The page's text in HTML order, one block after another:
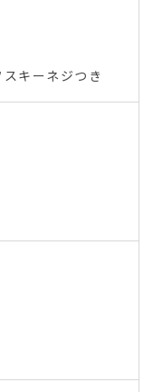
キーネジつき